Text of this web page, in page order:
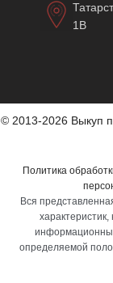
1В
© 2013-2026 Выкуп
Политика
Вся
определяемой